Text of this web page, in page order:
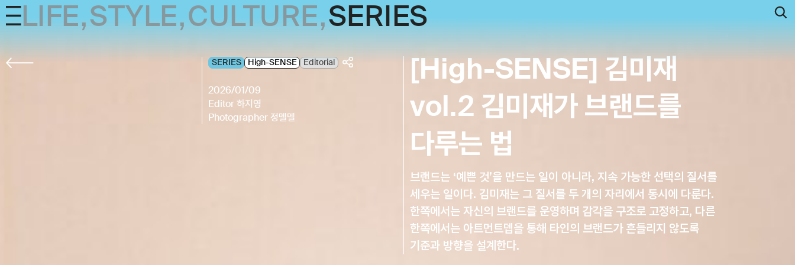
to
content
LIFE,STYLE,CULTURE,SERIES
SERIES High-SENSE Editorial
2026/01/09
Editor 하지영
Photographer 정멜멜
[High-SENSE] 김미재
vol.2 김미재가 브랜드를
다루는 법
브랜드는 ‘예쁜 것’을 만드는 일이 아니라, 지속 가능한 선택의 질서를
세우는 일이다. 김미재는 그 질서를 두 개의 자리에서 동시에 다룬다.
한쪽에서는 자신의 브랜드를 운영하며 감각을 구조로 고정하고, 다른
한쪽에서는 아트먼트뎁을 통해 타인의 브랜드가 흔들리지 않도록
기준과 방향을 설계한다.